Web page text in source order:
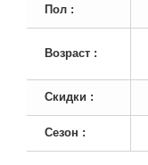
Пол :
Возраст :
Скидки :
Сезон :